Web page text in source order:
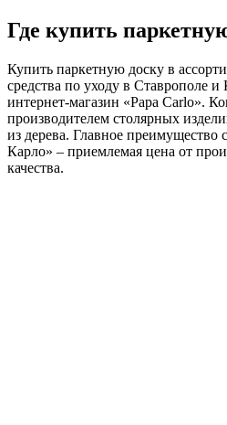
Где купить
Купить паркетную доску в
средства по уходу в Ставрополе и
интернет-магазин «Papa Carlo».
производителем столярных
из дерева. Главное преимущество
Карло» – приемлемая цена от
качества.